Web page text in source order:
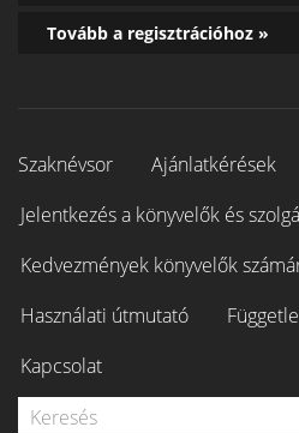
Tovább a regisztrációhoz »
Szaknévsor
Ajánlatkérések
Jelentkezés a könyvelők és
Kedvezmények könyvelők
Használati útmutató
Kapcsolat